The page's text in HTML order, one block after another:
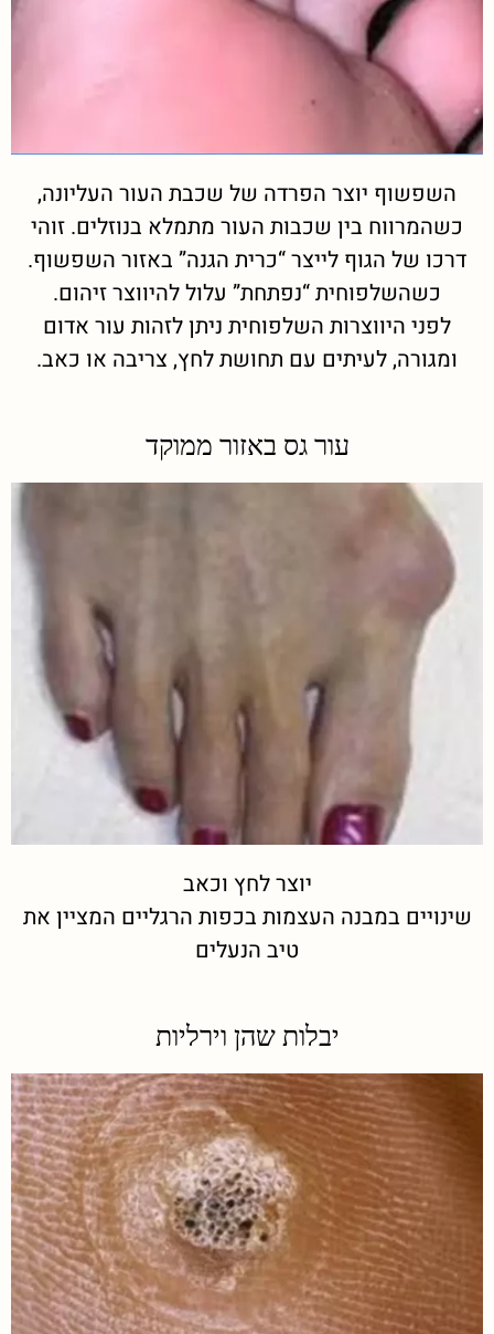
השפשוף יוצר הפרדה של שכבת העור העליונה,
כשהמרווח בין שכבות העור מתמלא בנוזלים. זוהי
דרכו של הגוף לייצר “כרית הגנה” באזור השפשוף.
כשהשלפוחית “נפתחת” עלול להיווצר זיהום.
לפני היווצרות השלפוחית ניתן לזהות עור אדום
ומגורה, לעיתים עם תחושת לחץ, צריבה או כאב.
עור גס באזור ממוקד
יוצר לחץ וכאב
שינויים במבנה העצמות בכפות הרגליים המציין את
טיב הנעלים
יבלות שהן וירליות